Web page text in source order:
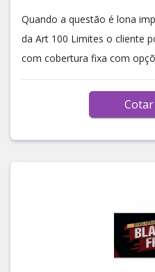
Quando a questão é lona
da Art 100 Limites o cliente
com cobertura fixa com